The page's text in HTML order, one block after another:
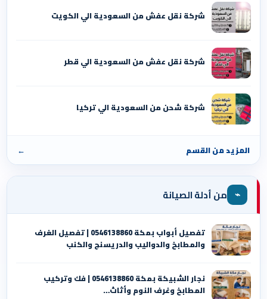
شركة نقل عفش من السعودية الي الكويت
شركة نقل عفش من السعودية الي قطر
شركة شحن من السعودية الي تركيا
المزيد من القسم ←
⌁ من أدلة الصيانة
تفصيل أبواب بمكة 0546138860 | تفصيل الغرف
والمطابخ والدواليب والدريسنج والكنب
نجار الشبيكة بمكة 0546138860⁩ | فك وتركيب
المطابخ وغرف النوم وأثاث…